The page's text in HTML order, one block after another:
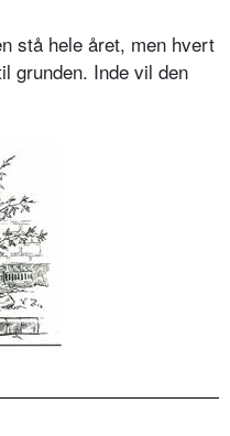
stå hele året, men hvert
grunden. Inde vil den